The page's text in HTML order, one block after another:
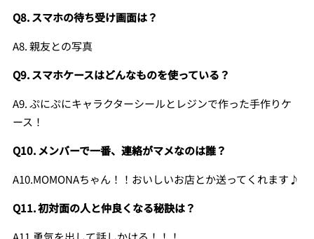
Q8. スマホの待ち受け画面は？
A8. 親友との写真
Q9. スマホケースはどんなものを使っている？
A9. ぷにぷにキャラクターシールとレジンで作った手作りケ
ース！
Q10. メンバーで一番、連絡がマメなのは誰？
A10.MOMONAちゃん！！おいしいお店とか送ってくれます♪
Q11. 初対面の人と仲良くなる秘訣は？